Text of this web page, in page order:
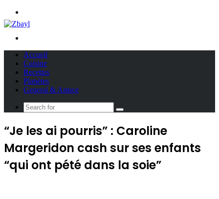
Accueil
Cuisine
Recettes
Planètes
General & Astuce
Search
“Je les ai pourris” : Caroline
Margeridon cash sur ses enfants
“qui ont pété dans la soie”